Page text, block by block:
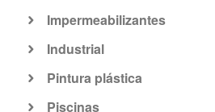
Impermeabilizantes
Industrial
Pintura plástica
Piscinas